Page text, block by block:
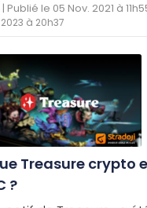
| Publié le 05 Nov. 2021 à
à 20h37
Treasure crypto
?